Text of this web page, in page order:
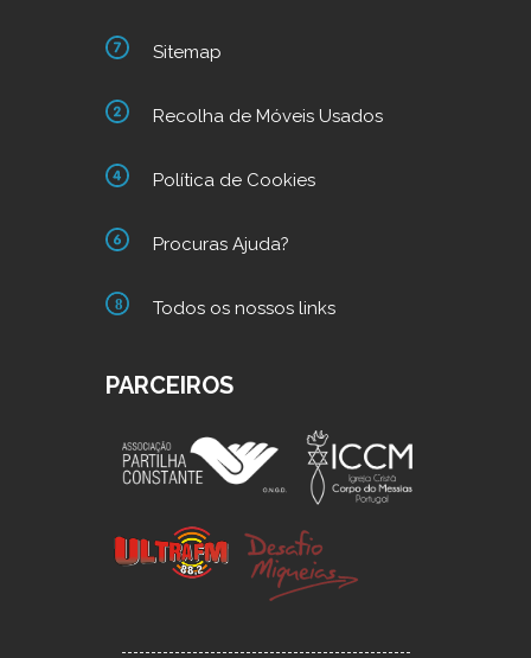
Sitemap
Recolha de Móveis Usados
Política de Cookies
Procuras Ajuda?
Todos os nossos links
PARCEIROS